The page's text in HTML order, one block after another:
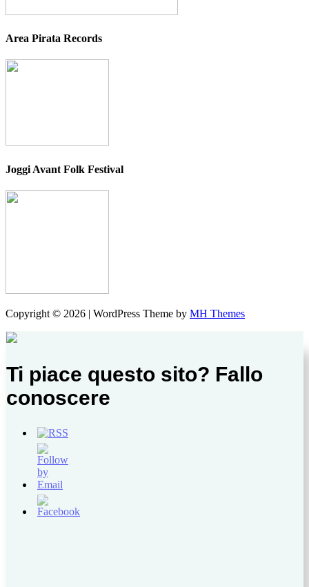
Area Pirata Records
Joggi Avant Folk Festival
Copyright © 2026 | WordPress Theme by MH Themes
Ti piace questo sito? Fallo
conoscere